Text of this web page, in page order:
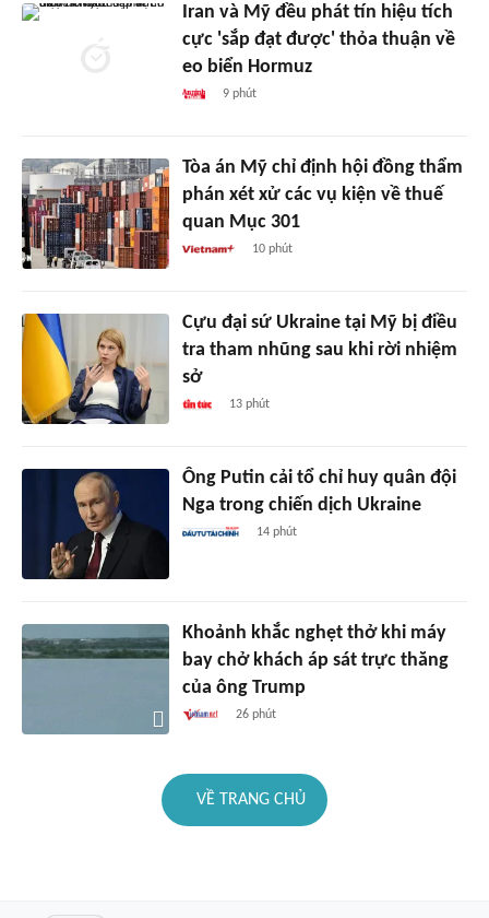
Iran và Mỹ đều phát tín hiệu tích
cực 'sắp đạt được' thỏa thuận về
eo biển Hormuz
9 phút
Tòa án Mỹ chỉ định hội đồng thẩm
phán xét xử các vụ kiện về thuế
quan Mục 301
10 phút
Cựu đại sứ Ukraine tại Mỹ bị điều
tra tham nhũng sau khi rời nhiệm
sở
13 phút
Ông Putin cải tổ chỉ huy quân đội
Nga trong chiến dịch Ukraine
14 phút
Khoảnh khắc nghẹt thở khi máy
bay chở khách áp sát trực thăng
của ông Trump
26 phút
VỀ TRANG CHỦ